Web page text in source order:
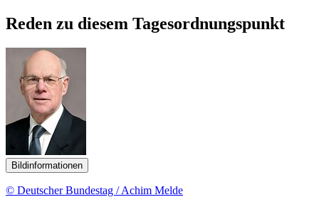
Reden zu diesem Tagesordnungspunkt
Bildinformationen
© Deutscher Bundestag / Achim Melde